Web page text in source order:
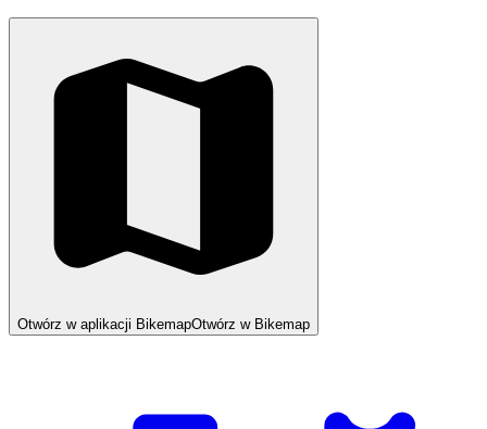
Otwórz w aplikacji BikemapOtwórz w Bikemap